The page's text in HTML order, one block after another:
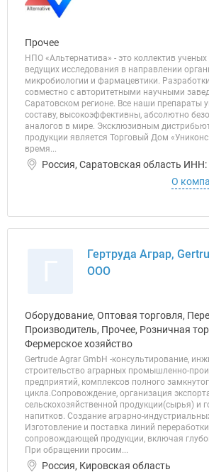
Прочее
НПО «Альтернатива» - это коллектив
ведущих исследования в направлении
микробиологии и фармацевтики.
совместно с авторитетными научными
Саратовском регионе. Все наши препараты
составу, высокоэффективны, абсолютно
аналогов в мире. Эксклюзивным
продукции является Торговый Дом
время...
Россия, Саратовская область
О
Гертруда Аграр,
ООО
Оборудование, Оптовая торговля,
Производитель, Прочее, Розничная
Фермерское хозяйство
Gertrude Agrar GmbH -консультирование,
строительство аграрных промышленно-
предприятий, комплексов полного
цикла.Сопровождение, организация
сельскохозяйственной продукции(сырья) и
напитков. Создание аграрно-
Изготовление и поставка линий
сопровождающей продукции, включая
При обращении просим...
Россия, Кировская область